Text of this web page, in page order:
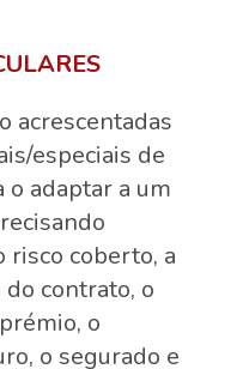
acrescentadas
especiais de
o adaptar a um
risco coberto, a
contrato, o
o
o segurado e